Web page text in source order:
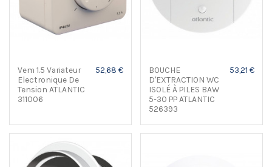
Vem 1.5 Variateur
Electronique De
Tension ATLANTIC
311006
52,68 €
BOUCHE
D'EXTRACTION WC
ISOLÉ À PILES BAW
5-30 PP ATLANTIC
526393
53,21 €